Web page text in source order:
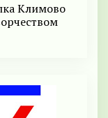
Климово